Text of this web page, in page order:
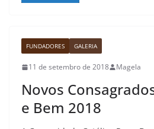
FUNDADORES GALERIA
11 de setembro de 2018 Magela
Novos
e Bem 2018